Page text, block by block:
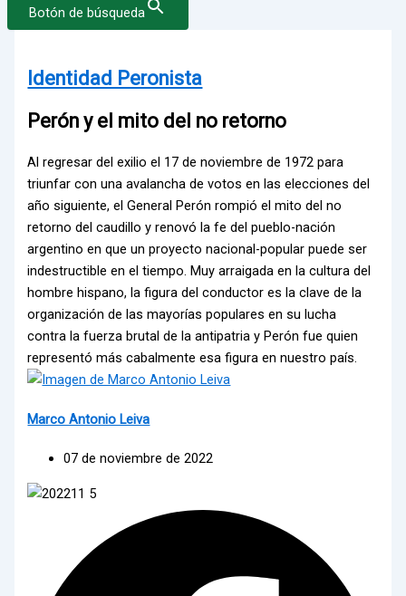
Botón de búsqueda
Identidad Peronista
Perón y el mito del no retorno
Al regresar del exilio el 17 de noviembre de 1972 para
triunfar con una avalancha de votos en las elecciones del
año siguiente, el General Perón rompió el mito del no
retorno del caudillo y renovó la fe del pueblo-nación
argentino en que un proyecto nacional-popular puede ser
indestructible en el tiempo. Muy arraigada en la cultura del
hombre hispano, la figura del conductor es la clave de la
organización de las mayorías populares en su lucha
contra la fuerza brutal de la antipatria y Perón fue quien
representó más cabalmente esa figura en nuestro país.
Marco Antonio Leiva
07 de noviembre de 2022